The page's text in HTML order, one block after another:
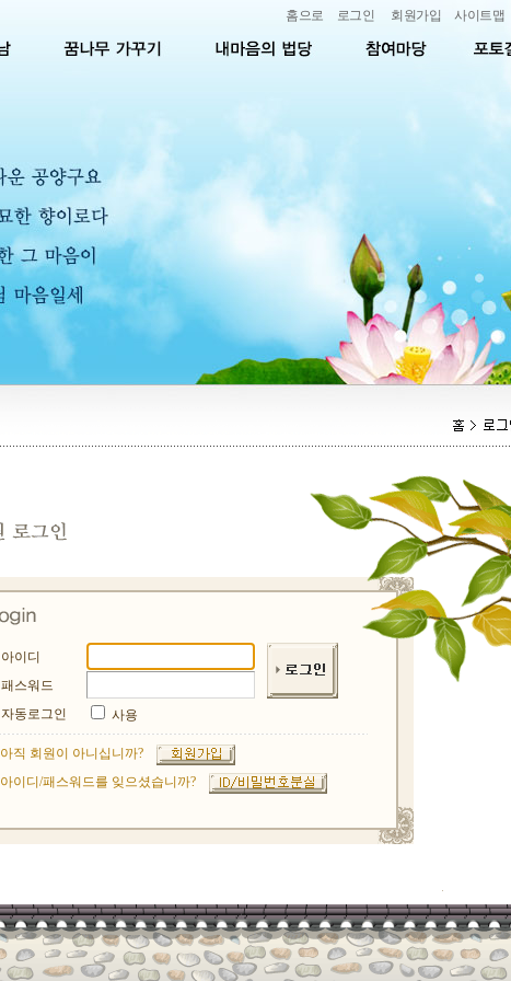
홈으로 로그인 회원가입 사이트맵
아이디
패스워드
자동로그인
사용
아직 회원이 아니십니까?
아이디/패스워드를 잊으셨습니까?